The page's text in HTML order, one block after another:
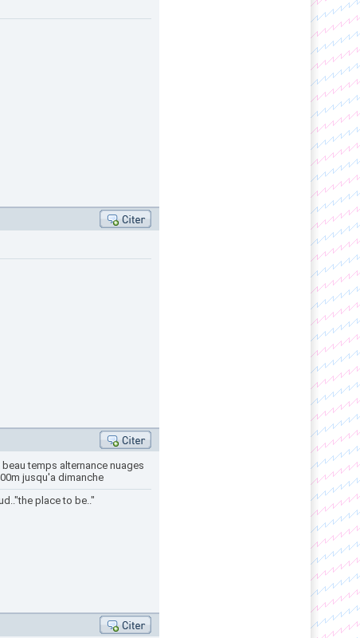
temps alternance nuages
jusqu'a dimanche
place to be.."